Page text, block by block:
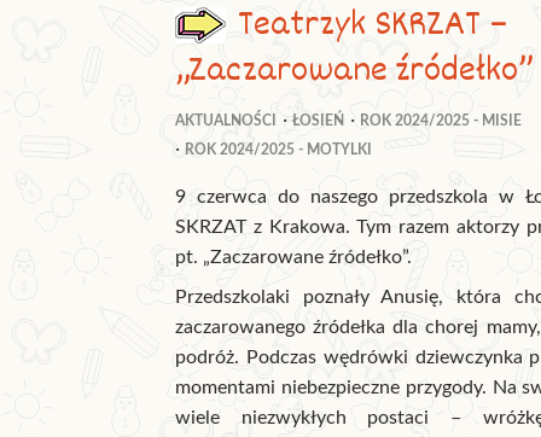
Teatrzyk SKRZAT –
„Zaczarowane źródełko”
AKTUALNOŚCI ŁOSIEŃ
ROK 2024/2025 - MISIE
ROK 2024/2025 - MOTYLKI
9 czerwca do naszego przedszkola w
SKRZAT z Krakowa. Tym razem aktorzy
pt. „Zaczarowane źródełko”.
Przedszkolaki poznały Anusię, która
zaczarowanego źródełka dla chorej
podróż. Podczas wędrówki dziewczynka
momentami niebezpieczne przygody. Na
wiele niezwykłych postaci –